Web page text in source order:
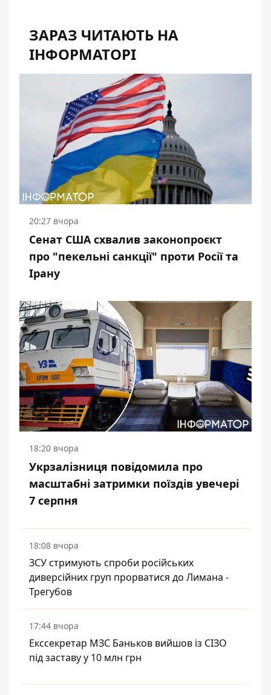
ЗАРАЗ ЧИТАЮТЬ НА
ІНФОРМАТОРІ
20:27 вчора
Сенат США схвалив законопроєкт
про "пекельні санкції" проти Росії та
Ірану
18:20 вчора
Укрзалізниця повідомила про
масштабні затримки поїздів увечері
7 серпня
18:08 вчора
ЗСУ стримують спроби російських
диверсійних груп прорватися до Лимана -
Трегубов
17:44 вчора
Екссекретар МЗС Баньков вийшов із СІЗО
під заставу у 10 млн грн